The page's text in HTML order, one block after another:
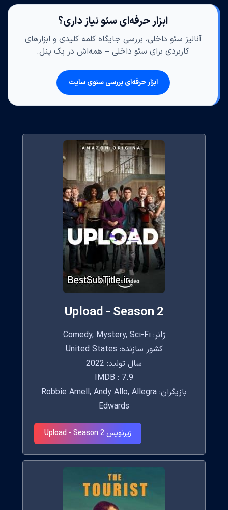
ابزار حرفه‌ای سئو نیاز داری؟
آنالیز سئو داخلی، بررسی جایگاه کلمه کلیدی و ابزارهای
کاربردی برای سئو داخلی – همه‌اش در یک پنل.
ابزار حرفه‌ای بررسی سئوی سایت
Upload - Season 2
ژانر: Comedy, Mystery, Sci-Fi
کشور سازنده: United States
سال تولید: 2022
IMDB : 7.9
بازیگران: Robbie Amell, Andy Allo, Allegra
Edwards
زیرنویس Upload - Season 2